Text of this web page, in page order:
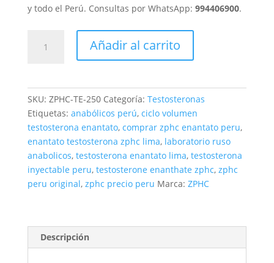
y todo el Perú. Consultas por WhatsApp: 994406900.
Enanthate
Enantato
Perú
cantidad
Añadir al carrito
SKU: ZPHC-TE-250 Categoría: Testosteronas
Etiquetas: anabólicos perú, ciclo volumen
testosterona enantato, comprar zphc enantato peru,
enantato testosterona zphc lima, laboratorio ruso
anabolicos, testosterona enantato lima, testosterona
inyectable peru, testosterone enanthate zphc, zphc
peru original, zphc precio peru Marca: ZPHC
Descripción